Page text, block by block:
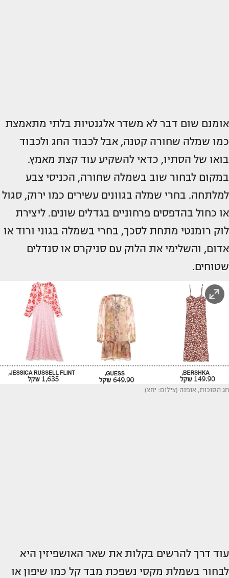
אומנם שום דבר לא משדר אלגנטיות בלתי מתאמצת
כמו שמלה שחורה קטנה, אבל לכבוד החג ולכבוד
בואו של הסתיו, כדאי להשקיע עוד קצת מאמץ.
במקום לבחור שוב בשמלה שחורה, הכניסי צבע
למלתחה. בחרי שמלה בגוונים עשירים כמו ירוק, סגול
או כחול בהדפסים פרחוניים בגדלים שונים. ליצירת
לוק רומנטי מתחת לסכך, בחרי בשמלה בגוני ורוד או
אדום, והשלימי את הלוק עם סניקרס או סנדלים
שטוחים.
חג הסוכות, אופנה (צילום: יחצ)
עוד דרך להרשים בקלות את שאר האושפיזין היא
לבחור בשמלת מקסי נשפכת מבד קל כמו שיפון או